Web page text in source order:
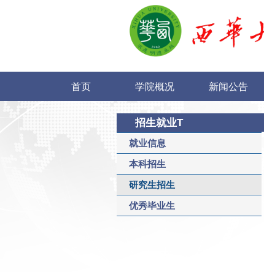
首页 学院概况 新闻公告
招生就业T
就业信息
本科招生
研究生招生
优秀毕业生